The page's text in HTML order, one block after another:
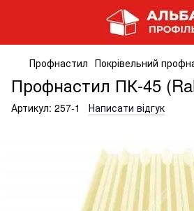
Профнастил Покрівельний
Профнастил ПК-45
Артикул: 257-1 Написати відгук